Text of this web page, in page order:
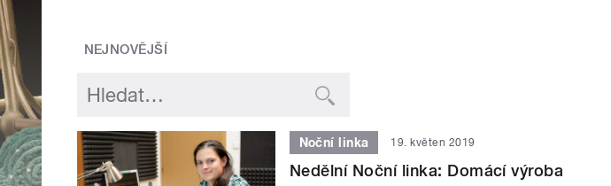
NEJNOVĚJŠÍ
Noční linka 19. květen 2019
Nedělní Noční linka: Domácí výroba